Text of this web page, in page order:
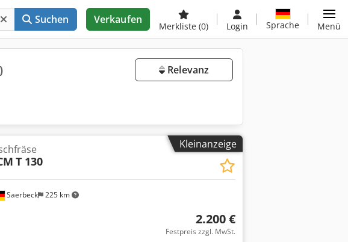
Suchen Verkaufen
Merkliste (0) Login Sprache Menü
Relevanz
Kleinanzeige
Saerbeck 225 km
T 130
2.200 €
Festpreis zzgl. MwSt.